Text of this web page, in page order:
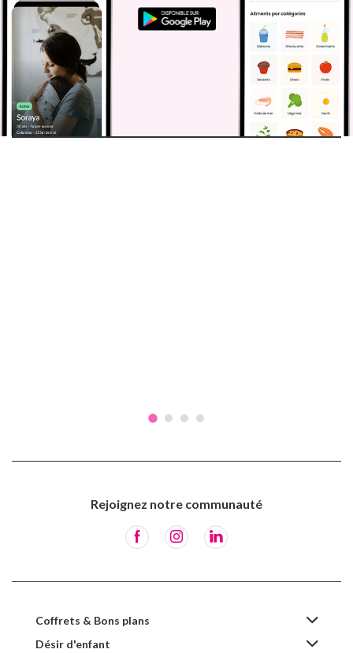
Rejoignez notre communauté
Coffrets & Bons plans
Désir d'enfant